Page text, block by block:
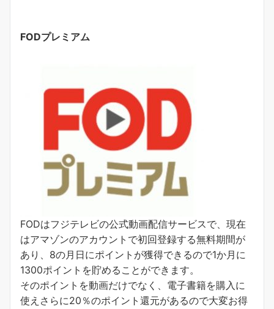
FODプレミアム
FODはフジテレビの公式動画配信サービスで、現在
はアマゾンのアカウントで初回登録する無料期間が
あり、8の月日にポイントが獲得できるので1か月に
1300ポイントを貯めることができます。
そのポイントを動画だけでなく、電子書籍を購入に
使えさらに20％のポイント還元があるので大変お得